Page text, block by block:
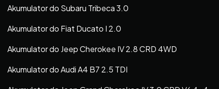
Akumulator do Subaru Tribeca 3.0
Akumulator do Fiat Ducato I 2.0
Akumulator do Jeep Cherokee IV 2.8 CRD 4WD
Akumulator do Audi A4 B7 2.5 TDI